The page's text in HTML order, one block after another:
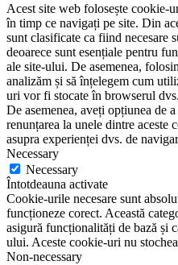
Acest site web folosește cookie-
în timp ce navigați pe site. Din
sunt clasificate ca fiind necesare
deoarece sunt esențiale pentru
ale site-ului. De asemenea,
analizăm și să înțelegem cum
uri vor fi stocate în browserul
De asemenea, aveți opțiunea de
renunțarea la unele dintre aceste
asupra experienței dvs. de
Necessary
Necessary
Întotdeauna activate
Cookie-urile necesare sunt
funcționeze corect. Această
asigură funcționalități de bază și
ului. Aceste cookie-uri nu
Non-necessary